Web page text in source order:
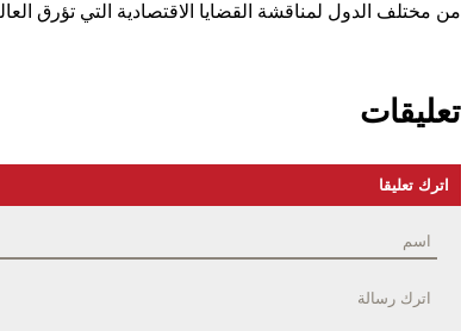
من مختلف الدول لمناقشة القضايا الاقتصادية التي تؤرق
تعليقات
اترك تعليقا